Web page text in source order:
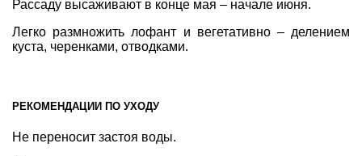
Рассаду высаживают в конце мая – начале июня.
Легко размножить лофант и вегетативно – делением
куста, черенками, отводками.
РЕКОМЕНДАЦИИ ПО УХОДУ
Не переносит застоя воды.